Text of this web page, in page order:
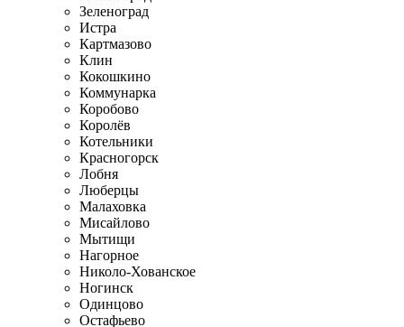
Зеленоград
Истра
Картмазово
Клин
Кокошкино
Коммунарка
Коробово
Королёв
Котельники
Красногорск
Лобня
Люберцы
Малаховка
Мисайлово
Мытищи
Нагорное
Николо-Хованское
Ногинск
Одинцово
Остафьево